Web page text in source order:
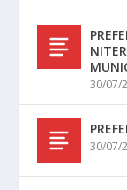
30/07/
30/07/